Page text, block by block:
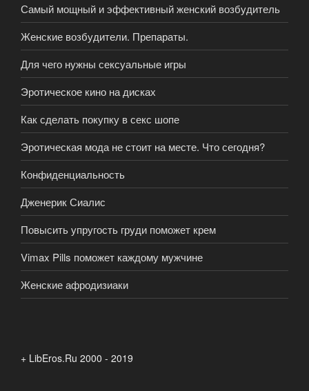
Самый мощный и эффективный женский возбудитель
Женские возбудители. Препараты.
Для чего нужны сексуальные игры
Эротическое кино на дисках
Как сделать покупку в секс шопе
Эротическая мода не стоит на месте. Что сегодня?
Конфиденциальность
Дженерик Сиалис
Повысить упругость груди поможет крем
Vimax Pills поможет каждому мужчине
Женские афродизиаки
+ LibEros.Ru 2000 - 2019